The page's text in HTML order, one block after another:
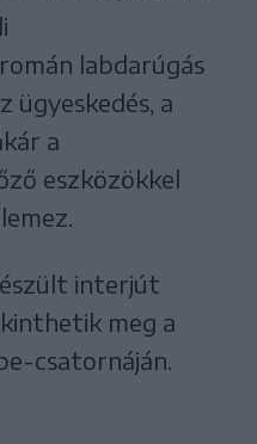
labdarúgás
ügyeskedés, a
a
eszközökkel
interjút
meg a
csatornáján.